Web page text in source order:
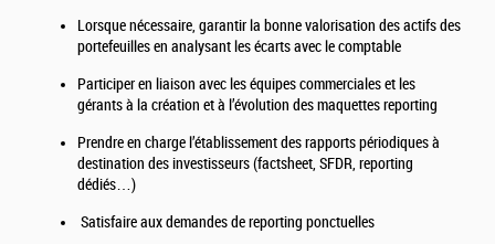
Lorsque nécessaire, garantir la bonne valorisation des actifs des
portefeuilles en analysant les écarts avec le comptable
Participer en liaison avec les équipes commerciales et les
gérants à la création et à l’évolution des maquettes reporting
Prendre en charge l’établissement des rapports périodiques à
destination des investisseurs (factsheet, SFDR, reporting
dédiés…)
Satisfaire aux demandes de reporting ponctuelles